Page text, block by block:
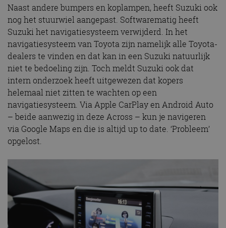
Naast andere bumpers en koplampen, heeft Suzuki ook
nog het stuurwiel aangepast. Softwarematig heeft
Suzuki het navigatiesysteem verwijderd. In het
navigatiesysteem van Toyota zijn namelijk alle Toyota-
dealers te vinden en dat kan in een Suzuki natuurlijk
niet te bedoeling zijn. Toch meldt Suzuki ook dat
intern onderzoek heeft uitgewezen dat kopers
helemaal niet zitten te wachten op een
navigatiesysteem. Via Apple CarPlay en Android Auto
– beide aanwezig in deze Across – kun je navigeren
via Google Maps en die is altijd up to date. ‘Probleem’
opgelost.